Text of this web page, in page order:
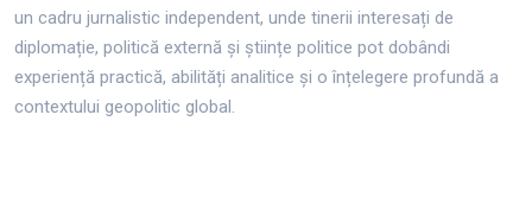
un cadru jurnalistic independent, unde tinerii interesați de
diplomație, politică externă și științe politice pot dobândi
experiență practică, abilități analitice și o înțelegere profundă a
contextului geopolitic global.